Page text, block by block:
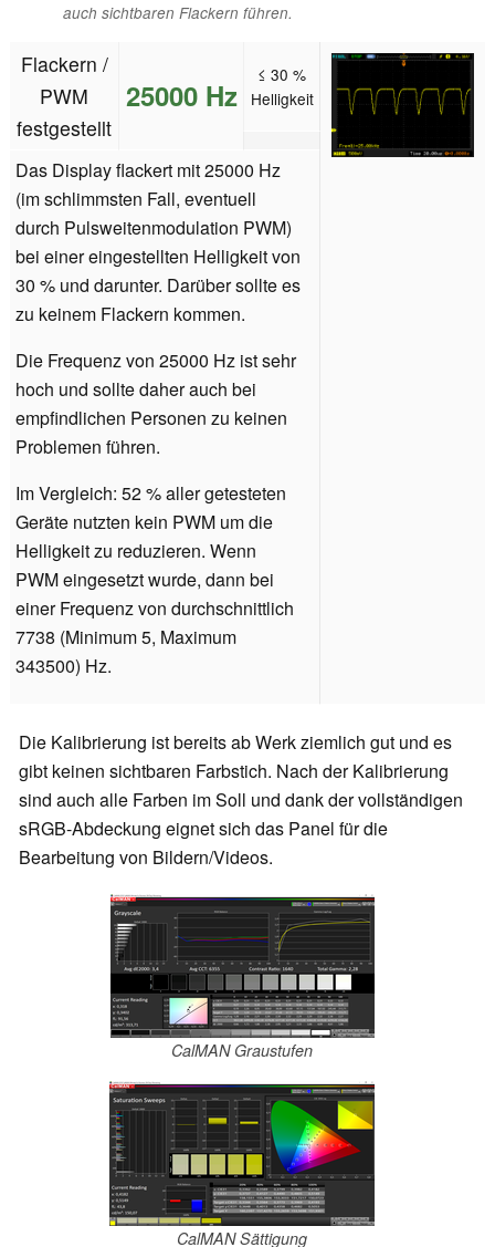
auch sichtbaren Flackern führen.
Flackern /
PWM
festgestellt
25000 Hz
≤ 30 %
Helligkeit
Das Display flackert mit 25000 Hz
(im schlimmsten Fall, eventuell
durch Pulsweitenmodulation PWM)
bei einer eingestellten Helligkeit von
30 % und darunter. Darüber sollte es
zu keinem Flackern kommen.
Die Frequenz von 25000 Hz ist sehr
hoch und sollte daher auch bei
empfindlichen Personen zu keinen
Problemen führen.
Im Vergleich: 52 % aller getesteten
Geräte nutzten kein PWM um die
Helligkeit zu reduzieren. Wenn
PWM eingesetzt wurde, dann bei
einer Frequenz von durchschnittlich
7738 (Minimum 5, Maximum
343500) Hz.
Die Kalibrierung ist bereits ab Werk ziemlich gut und es
gibt keinen sichtbaren Farbstich. Nach der Kalibrierung
sind auch alle Farben im Soll und dank der vollständigen
sRGB-Abdeckung eignet sich das Panel für die
Bearbeitung von Bildern/Videos.
CalMAN Graustufen
CalMAN Sättigung